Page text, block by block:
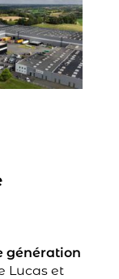
génération
Lucas et